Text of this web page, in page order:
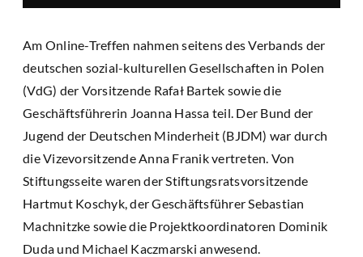
Am Online-Treffen nahmen seitens des Verbands der
deutschen sozial-kulturellen Gesellschaften in Polen
(VdG) der Vorsitzende Rafał Bartek sowie die
Geschäftsführerin Joanna Hassa teil. Der Bund der
Jugend der Deutschen Minderheit (BJDM) war durch
die Vizevorsitzende Anna Franik vertreten. Von
Stiftungsseite waren der Stiftungsratsvorsitzende
Hartmut Koschyk, der Geschäftsführer Sebastian
Machnitzke sowie die Projektkoordinatoren Dominik
Duda und Michael Kaczmarski anwesend.